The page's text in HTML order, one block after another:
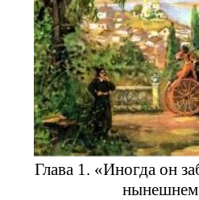
Глава 1. «Иногда он
нынешнем